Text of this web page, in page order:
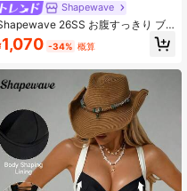
Shapewave
26SS お腹すっきり ブ
ラック ホールアウト ワンピース水
、夏休み
1,070 -34% 概算